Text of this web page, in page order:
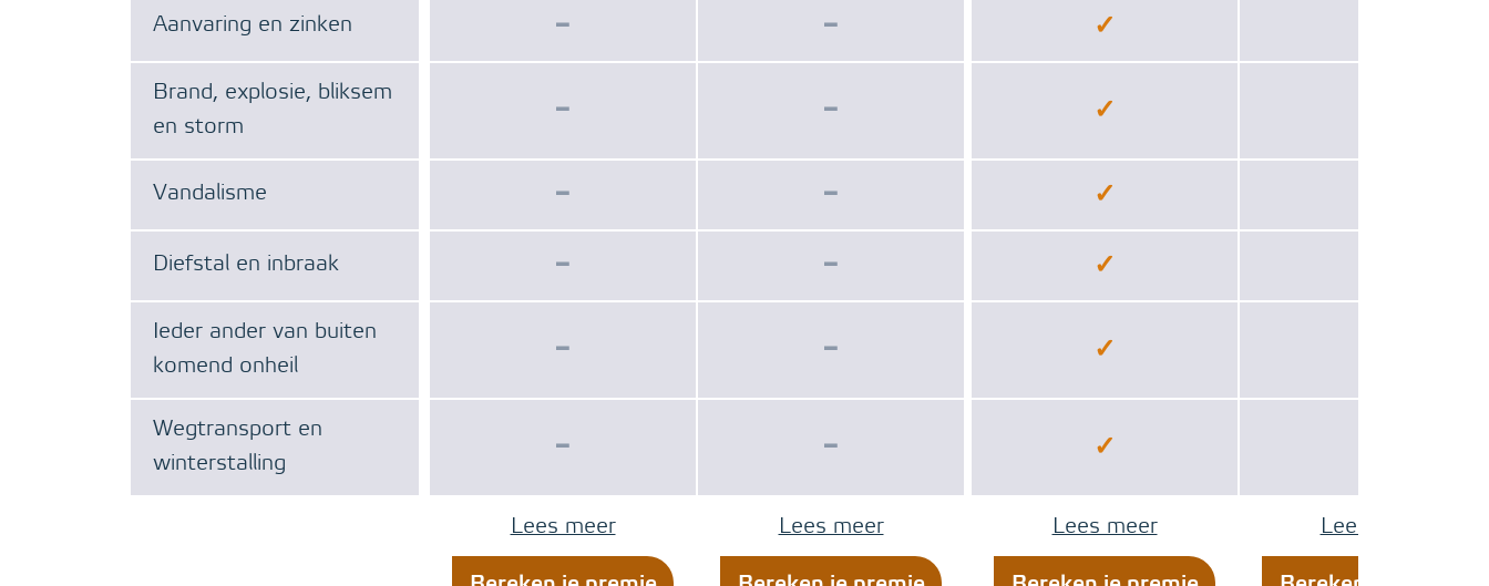
Aanvaring en zinken − − ✓
Brand, explosie, bliksem
en storm
− − ✓
Vandalisme − − ✓
Diefstal en inbraak − − ✓
Ieder ander van buiten
komend onheil
− − ✓
Wegtransport en
winterstalling
− − ✓
Lees meer Lees meer Lees meer Lees meer